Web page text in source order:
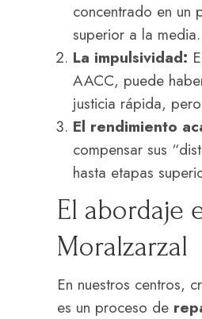
concentrado en un
superior a la media.
La impulsividad:
AACC, puede
justicia rápida,
El rendimiento
compensar sus
hasta etapas
El abordaje
Moralzarzal
En nuestros centros,
es un proceso de